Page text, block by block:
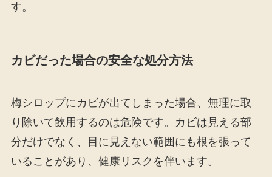
す。
カビだった場合の安全な処分方法
梅シロップにカビが出てしまった場合、無理に取
り除いて飲用するのは危険です。カビは見える部
分だけでなく、目に見えない範囲にも根を張って
いることがあり、健康リスクを伴います。